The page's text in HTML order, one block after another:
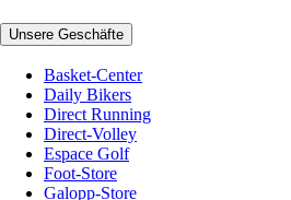
Unsere Geschäfte
Basket-Center
Daily Bikers
Direct Running
Direct-Volley
Espace Golf
Foot-Store
Galopp-Store